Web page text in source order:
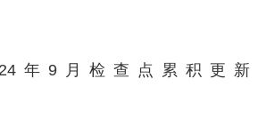
24年9月检查点累积更新